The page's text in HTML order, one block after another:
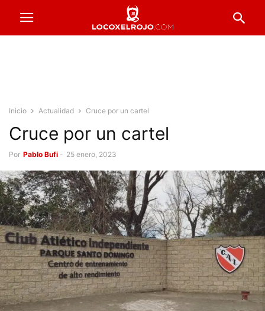
Inicio Actualidad Cruce por un cartel
Cruce por un cartel
Por Pablo Bufi - 25 enero, 2023